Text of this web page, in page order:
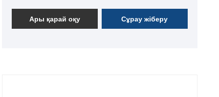
Ары қарай оқу Сұрау жіберу